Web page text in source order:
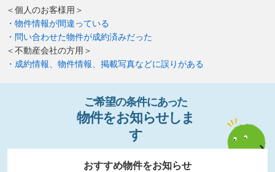
＜個人のお客様用＞
・物件情報が間違っている
・問い合わせた物件が成約済みだった
＜不動産会社の方用＞
・成約情報、物件情報、掲載写真などに誤りがある
ご希望の条件にあった
物件をお知らせし ま
す
おすすめ物件をお知らせ